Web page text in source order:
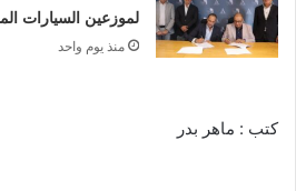
لموزعين السيارات
منذ يوم واحد
كتب : ماهر بدر